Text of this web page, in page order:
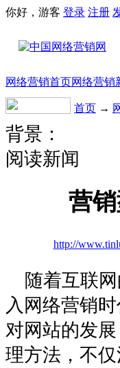
你好，游客 登录 注册
网络营销首页网络营销
首页 →
背景：
阅读新闻
营
http://
随着互联网
入网络营销
对网站的发
理方法，不